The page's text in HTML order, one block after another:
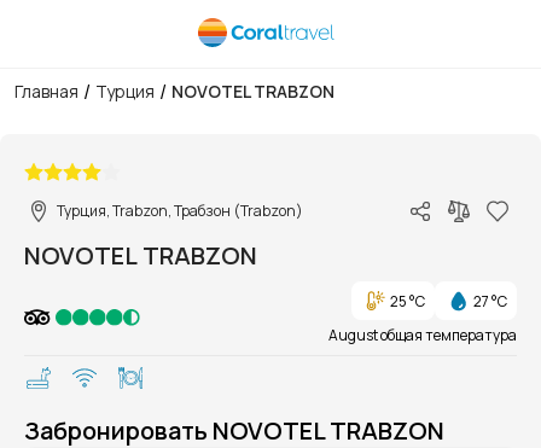
Главная / Турция / NOVOTEL TRABZON
Турция, Trabzon, Трабзон (Trabzon)
NOVOTEL TRABZON
25 °C
27 °C
August общая температура
Забронировать NOVOTEL TRABZON